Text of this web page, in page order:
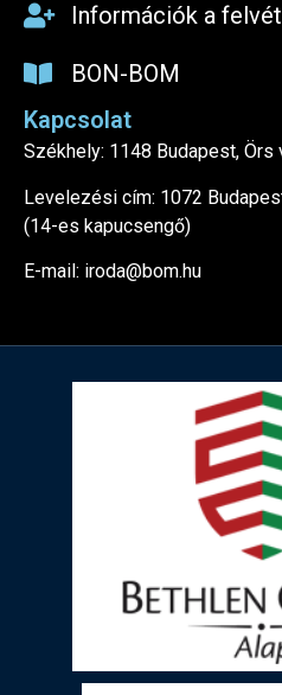
Információk a
BON-BOM
Kapcsolat
Székhely: 1148 Budapest,
Levelezési cím: 1072
(14-es kapucsengő)
E-mail: iroda@bom.hu